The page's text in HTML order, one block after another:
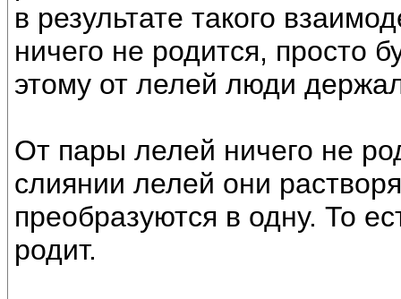
в результате такого
ничего не родится, просто
этому от лелей люди
От пары лелей ничего не
слиянии лелей они
преобразуются в одну. То
родит.